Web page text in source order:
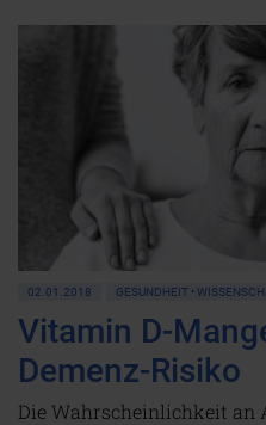
02.01.2018 GESUNDHEIT •
Vitamin D-
Demenz-Risiko
Die Wahrscheinlichkeit an